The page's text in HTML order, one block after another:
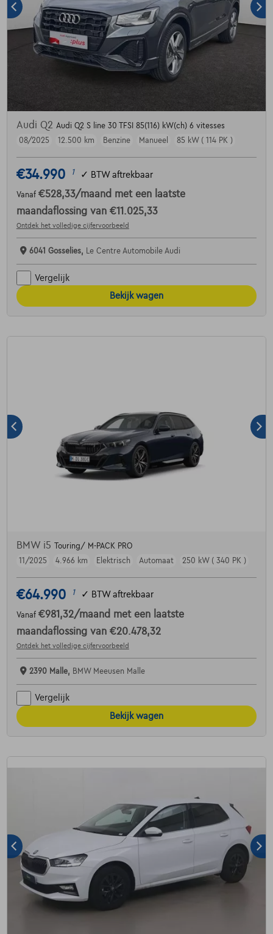
Audi Q2 Audi Q2 S line 30 TFSI 85(116) kW(ch) 6 vitesses
08/2025
12.500 km Benzine Manueel 85 kW ( 114 PK )
€34.990 1 ✓ BTW aftrekbaar
Vanaf €528,33/maand met een laatste
maandaflossing van €11.025,33
Ontdek het volledige cijfervoorbeeld
6041 Gosselies, Le Centre Automobile Audi
Vergelijk
Bekijk wagen
BMW i5 Touring/ M-PACK PRO
11/2025
4.966 km Elektrisch Automaat 250 kW ( 340 PK )
€64.990 1 ✓ BTW aftrekbaar
Vanaf €981,32/maand met een laatste
maandaflossing van €20.478,32
Ontdek het volledige cijfervoorbeeld
2390 Malle, BMW Meeusen Malle
Vergelijk
Bekijk wagen